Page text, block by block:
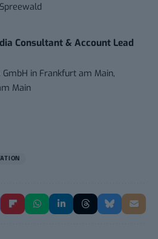
Consultant & Account Lead
GmbH in Frankfurt am Main,
Main